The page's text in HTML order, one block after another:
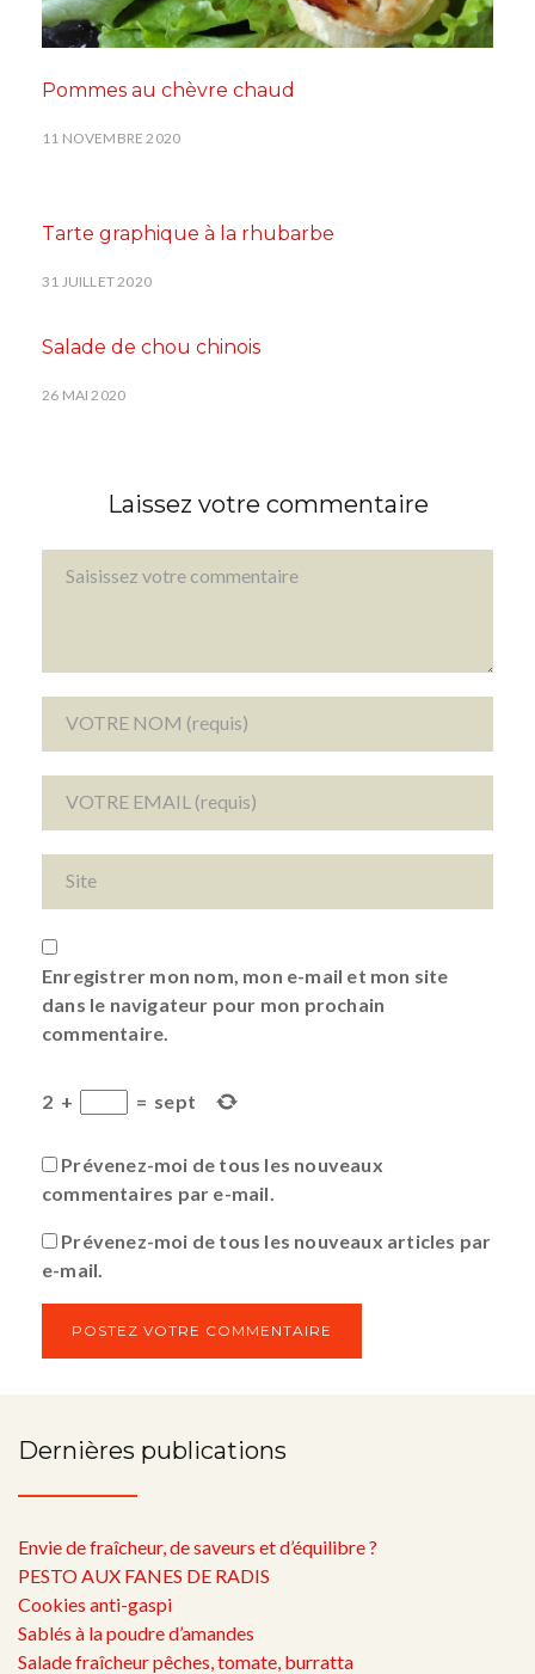
Pommes au chèvre chaud
11 NOVEMBRE 2020
Tarte graphique à la rhubarbe
31 JUILLET 2020
Salade de chou chinois
26 MAI 2020
Laissez votre commentaire
Enregistrer mon nom, mon e-mail et mon site
dans le navigateur pour mon prochain
commentaire.
2 + = sept
Prévenez-moi de tous les nouveaux
commentaires par e-mail.
Prévenez-moi de tous les nouveaux articles par
e-mail.
Dernières publications
Envie de fraîcheur, de saveurs et d’équilibre ?
PESTO AUX FANES DE RADIS
Cookies anti-gaspi
Sablés à la poudre d’amandes
Salade fraîcheur pêches, tomate, burratta